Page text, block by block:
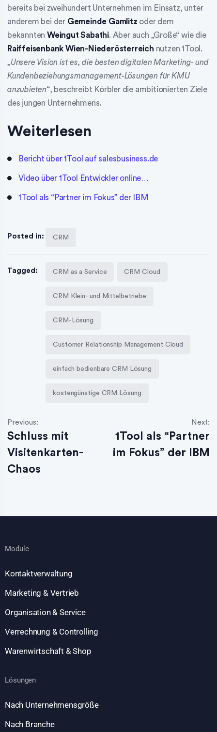
bereits bei zweihundert Unternehmen im Einsatz, unter
anderem bei der Gemeinde Gamlitz oder dem
bekanntenWeingut Sabathi. Aber auch „Große“ wie die
Raiffeisenbank Wien-Niederösterreich nutzen 1Tool.
„Unsere Vision ist es, die besten digitalen Marketing- und
Kundenbeziehungsmanagement-Lösungen für KMU
anzubieten“, beschreibt Körbler die ambitionierten Ziele
des jungen Unternehmens.
Weiterlesen
Bericht über 1Tool auf salesbusiness.de
Video über 1Tool Entwickler online…
1Tool als “Partner im Fokus” der IBM
Posted in: CRM
Tagged: CRM as a Service CRM Cloud
CRM Klein- und Mittelbetriebe
CRM-Lösung
Customer Relationship Management Cloud
einfach bedienbare CRM Lösung
kostengünstige CRM Lösung
Previous:
Schluss mit
Visitenkarten-
Chaos
Next:
1Tool als “Partner
im Fokus” der IBM
Module
Kontaktverwaltung
Marketing & Vertrieb
Organisation & Service
Verrechnung & Controlling
Warenwirtschaft & Shop
Lösungen
Nach Unternehmensgröße
Nach Branche